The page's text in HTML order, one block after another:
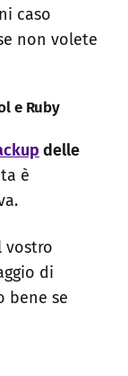
caso
non volete
e Ruby
delle
è
vostro
di
bene se